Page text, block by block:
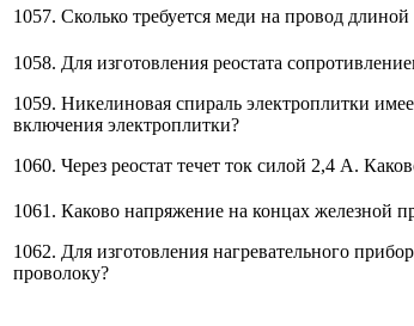
1057. Сколько требуется меди на провод
1058. Для изготовления реостата
1059. Никелиновая спираль электроплитки
включения электроплитки?
1060. Через реостат течет ток силой 2,4 А.
1061. Каково напряжение на концах железной
1062. Для изготовления нагревательного
проволоку?